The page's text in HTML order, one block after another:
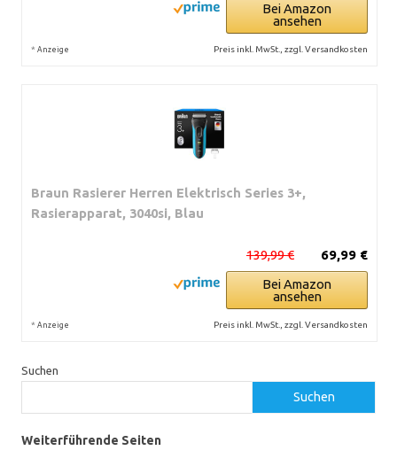
Bei Amazon
ansehen
* Anzeige Preis inkl. MwSt., zzgl. Versandkosten
Braun Rasierer Herren Elektrisch Series 3+,
Rasierapparat, 3040si, Blau
69,99 €
139,99 €
Bei Amazon
ansehen
* Anzeige Preis inkl. MwSt., zzgl. Versandkosten
Suchen
Suchen
Weiterführende Seiten